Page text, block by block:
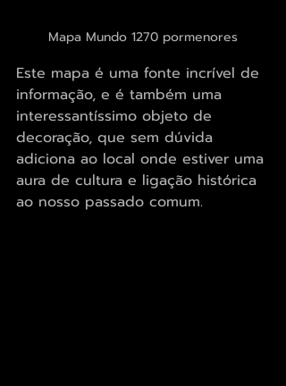
Mapa Mundo 1270 pormenores
Este mapa é uma fonte incrível de
informação, e é também uma
interessantíssimo objeto de
decoração, que sem dúvida
adiciona ao local onde estiver uma
aura de cultura e ligação histórica
ao nosso passado comum.